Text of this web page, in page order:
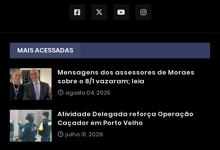
MAIS ACESSADAS
Mensagens dos assessores de Moraes
sobre o 8/1 vazaram; leia
agosto 04, 2025
Atividade Delegada reforça Operação
Caçador em Porto Velho
julho 31, 2026